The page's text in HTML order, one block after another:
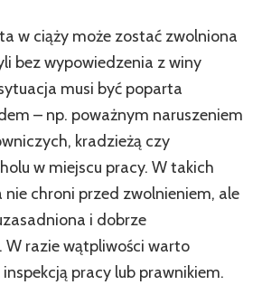
w ciąży może zostać zwolniona
bez wypowiedzenia z winy
musi być poparta
– np. poważnym naruszeniem
kradzieżą czy
w miejscu pracy. W takich
nie chroni przed zwolnieniem, ale
i dobrze
W razie wątpliwości warto
pracy lub prawnikiem.